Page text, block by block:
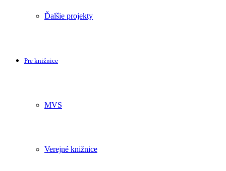
Ďalšie projekty
Pre knižnice
MVS
Verejné knižnice